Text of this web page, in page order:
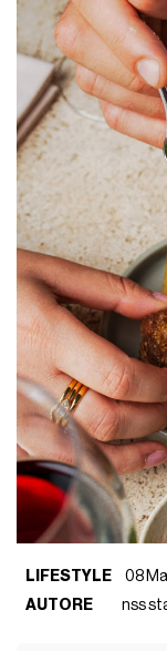
LIFESTYLE
08
AUTORE
nss